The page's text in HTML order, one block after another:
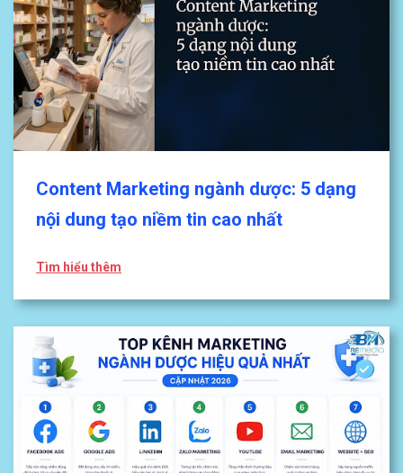
Content Marketing ngành dược: 5 dạng
nội dung tạo niềm tin cao nhất
Tìm hiểu thêm